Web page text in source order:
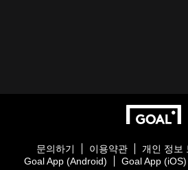
문의하기 이용약관 개인 정보
Goal App (Android)
Goal App (iOS)